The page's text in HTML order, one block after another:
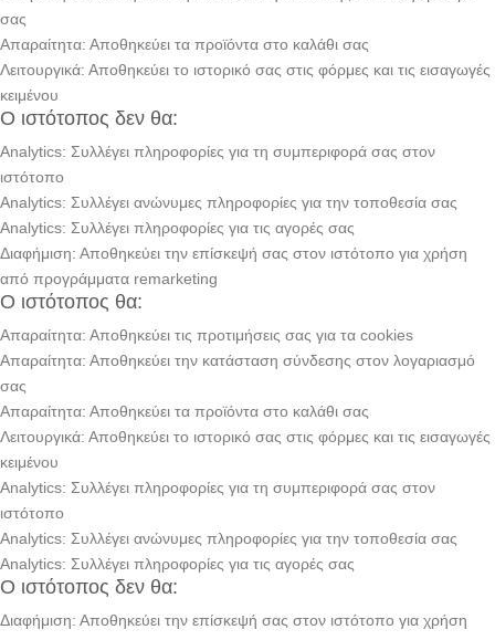
σας
Απαραίτητα: Αποθηκεύει τα προϊόντα στο καλάθι σας
Λειτουργικά: Αποθηκεύει το ιστορικό σας στις φόρμες και τις εισαγωγές
κειμένου
Ο ιστότοπος δεν θα:
Analytics: Συλλέγει πληροφορίες για τη συμπεριφορά σας στον
ιστότοπο
Analytics: Συλλέγει ανώνυμες πληροφορίες για την τοποθεσία σας
Analytics: Συλλέγει πληροφορίες για τις αγορές σας
Διαφήμιση: Αποθηκεύει την επίσκεψή σας στον ιστότοπο για χρήση
από προγράμματα remarketing
Ο ιστότοπος θα:
Απαραίτητα: Αποθηκεύει τις προτιμήσεις σας για τα cookies
Απαραίτητα: Αποθηκεύει την κατάσταση σύνδεσης στον λογαριασμό
σας
Απαραίτητα: Αποθηκεύει τα προϊόντα στο καλάθι σας
Λειτουργικά: Αποθηκεύει το ιστορικό σας στις φόρμες και τις εισαγωγές
κειμένου
Analytics: Συλλέγει πληροφορίες για τη συμπεριφορά σας στον
ιστότοπο
Analytics: Συλλέγει ανώνυμες πληροφορίες για την τοποθεσία σας
Analytics: Συλλέγει πληροφορίες για τις αγορές σας
Ο ιστότοπος δεν θα:
Διαφήμιση: Αποθηκεύει την επίσκεψή σας στον ιστότοπο για χρήση